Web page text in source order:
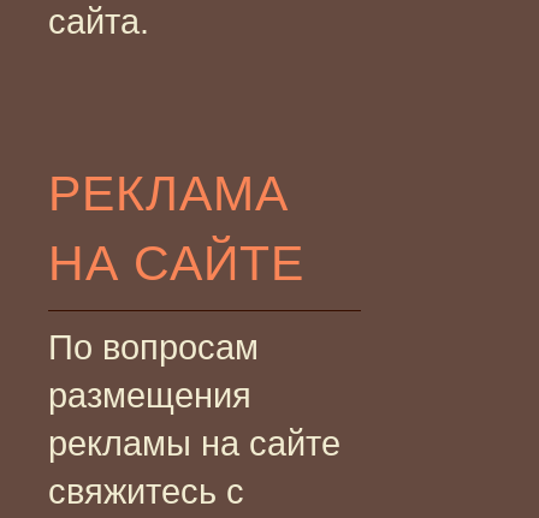
сайта.
РЕКЛАМА
НА САЙТЕ
По вопросам
размещения
рекламы на сайте
свяжитесь с